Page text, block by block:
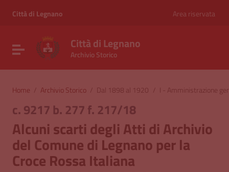
Vai al menu di navigazione
Città di Legnano Area riservata
Attiva / disattiva la navigazione
Città di Legnano
Archivio Storico
Home / Archivio Storico / Dal 1898 al 1920 / I - Amministrazione
c. 9217 b. 277 f. 217/18
Alcuni scarti degli Atti di Archivio
del Comune di Legnano per la
Croce Rossa Italiana